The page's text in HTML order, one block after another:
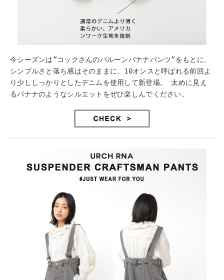
今シーズンは”コックさんのバルーンバナナパンツ”をもとに、
シンプルさと落ち感はそのままに、10オンスと呼ばれる前回よ
り少ししっかりとしたデニムを使用して新登場。 太めに見え
るバナナのようなシルエットをぜひ楽しんでください。